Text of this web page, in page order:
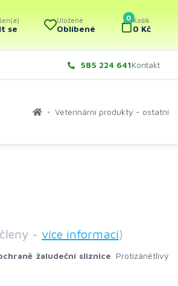
se
Uložené
Oblíbené
0 Košík
0 Kč
585 224 641Kontakt
Veterinární produkty - ostatní
- více informací)
žaludeční sliznice . Protizánětlivý